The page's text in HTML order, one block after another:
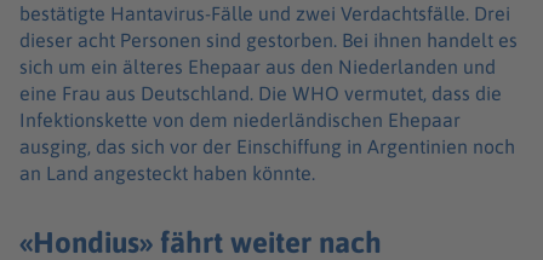
bestätigte Hantavirus-Fälle und zwei Verdachtsfälle. Drei
dieser acht Personen sind gestorben. Bei ihnen handelt es
sich um ein älteres Ehepaar aus den Niederlanden und
eine Frau aus Deutschland. Die WHO vermutet, dass die
Infektionskette von dem niederländischen Ehepaar
ausging, das sich vor der Einschiffung in Argentinien noch
an Land angesteckt haben könnte.
«Hondius» fährt weiter nach